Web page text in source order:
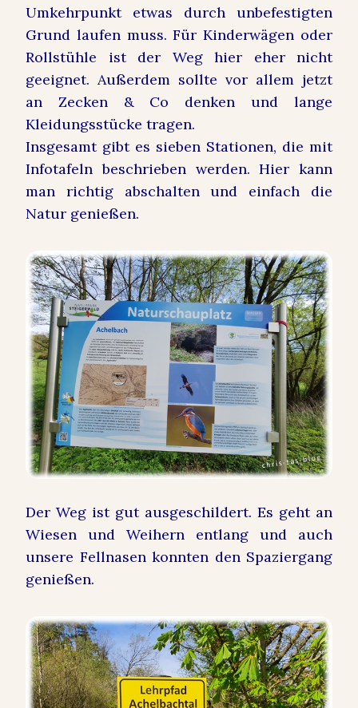
Umkehrpunkt etwas durch unbefestigten
Grund laufen muss. Für Kinderwägen oder
Rollstühle ist der Weg hier eher nicht
geeignet. Außerdem sollte vor allem jetzt
an Zecken & Co denken und lange
Kleidungsstücke tragen.
Insgesamt gibt es sieben Stationen, die mit
Infotafeln beschrieben werden. Hier kann
man richtig abschalten und einfach die
Natur genießen.
Der Weg ist gut ausgeschildert. Es geht an
Wiesen und Weihern entlang und auch
unsere Fellnasen konnten den Spaziergang
genießen.